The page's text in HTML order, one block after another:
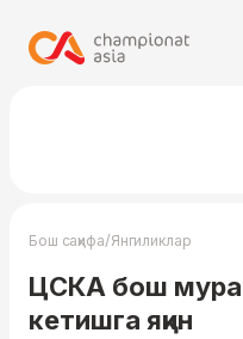
Бош саҳифа/Янгиликлар
ЦСКА бош
кетишга яқин